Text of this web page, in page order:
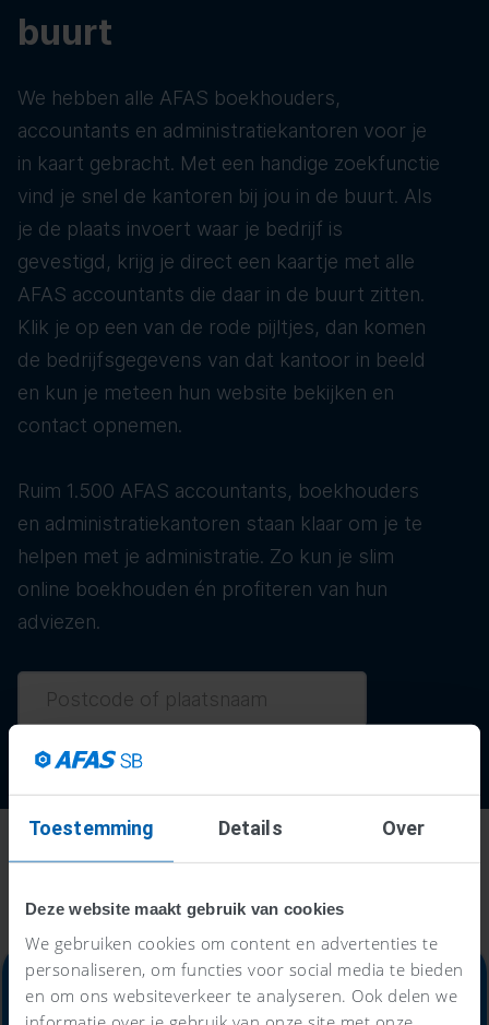
Toestemming Details Over
Deze website maakt gebruik van cookies
We gebruiken cookies om content en advertenties te
personaliseren, om functies voor social media te bieden
en om ons websiteverkeer te analyseren. Ook delen we
buurt
We hebben alle AFAS boekhouders,
accountants en administratiekantoren voor je
in kaart gebracht. Met een handige zoekfunctie
vind je snel de kantoren bij jou in de buurt. Als
je de plaats invoert waar je bedrijf is
gevestigd, krijg je direct een kaartje met alle
AFAS accountants die daar in de buurt zitten.
Klik je op een van de rode pijltjes, dan komen
de bedrijfsgegevens van dat kantoor in beeld
en kun je meteen hun website bekijken en
contact opnemen.
Ruim 1.500 AFAS accountants, boekhouders
en administratiekantoren staan klaar om je te
helpen met je administratie. Zo kun je slim
online boekhouden én profiteren van hun
adviezen.